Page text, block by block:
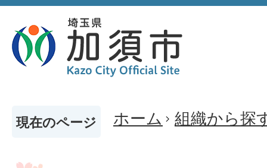
現在のページ ホーム 組織から探